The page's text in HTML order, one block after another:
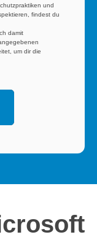
und
findest du
damit
um dir die